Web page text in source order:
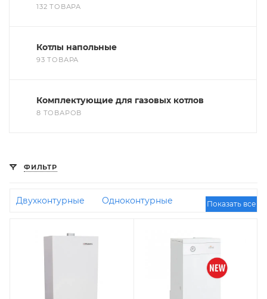
132 ТОВАРА
Котлы напольные
93 ТОВАРА
Комплектующие для газовых котлов
8 ТОВАРОВ
ФИЛЬТР
Двухконтурные
Одноконтурные
Энергонезависимые
С бойлером косвенного нагрева
35 кВт
Показать все